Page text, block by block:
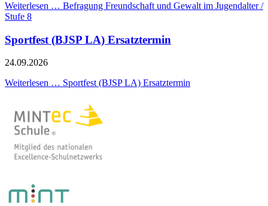
Weiterlesen … Befragung Freundschaft und Gewalt im Jugendalter /
Stufe 8
Sportfest (BJSP LA) Ersatztermin
24.09.2026
Weiterlesen … Sportfest (BJSP LA) Ersatztermin